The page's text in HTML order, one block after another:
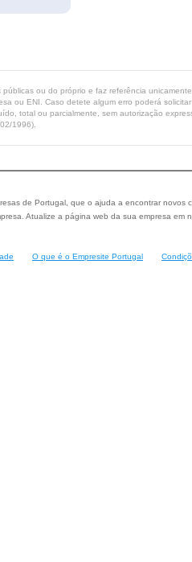
ou do próprio e faz referência
ou ENI. Caso detete algum erro poderá
total ou parcialmente, sem autorização
1996).
de Portugal, que o ajuda a encontrar novos
Atualize a página web da sua empresa em
O que é o Empresite Portugal